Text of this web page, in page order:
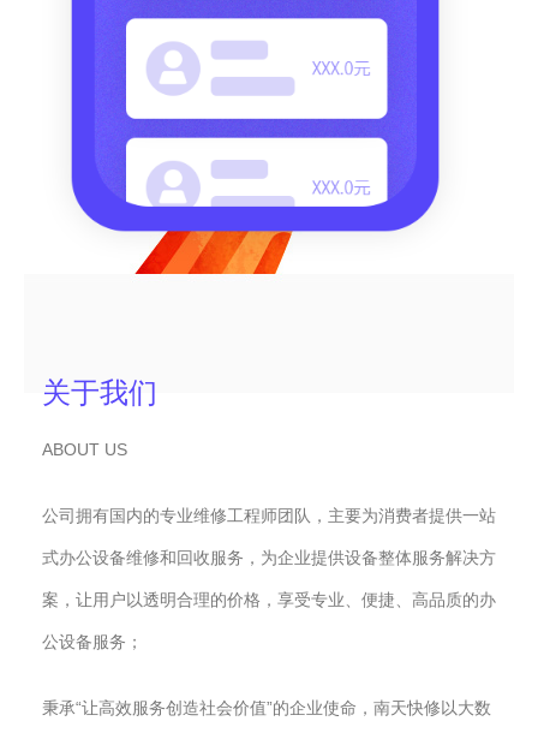
关于我们
ABOUT US
公司拥有国内的专业维修工程师团队，主要为消费者提供一站
式办公设备维修和回收服务，为企业提供设备整体服务解决方
案，让用户以透明合理的价格，享受专业、便捷、高品质的办
公设备服务；
秉承“让高效服务创造社会价值”的企业使命，南天快修以大数